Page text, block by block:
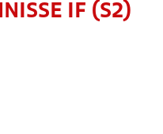
IF (S2)